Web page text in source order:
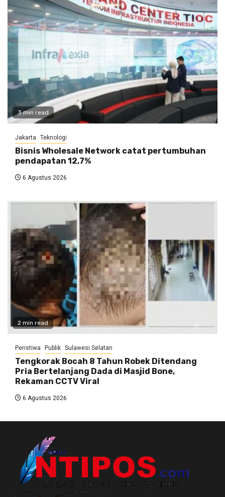
3 min read
Jakarta Teknologi
Bisnis Wholesale Network catat pertumbuhan
pendapatan 12,7%
6 Agustus 2026
2 min read
Peristiwa Publik Sulawesi Selatan
Tengkorak Bocah 8 Tahun Robek Ditendang
Pria Bertelanjang Dada di Masjid Bone,
Rekaman CCTV Viral
6 Agustus 2026